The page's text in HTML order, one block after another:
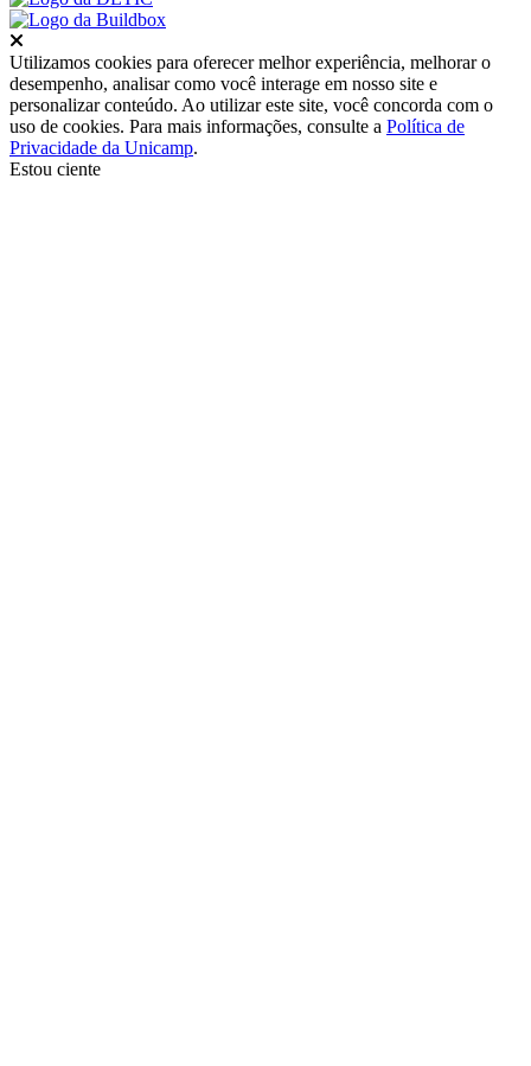
Utilizamos cookies para oferecer melhor experiência, melhorar o
desempenho, analisar como você interage em nosso site e
personalizar conteúdo. Ao utilizar este site, você concorda com o
uso de cookies. Para mais informações, consulte a Política de
Privacidade da Unicamp.
Estou ciente